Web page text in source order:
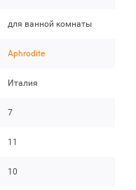
для ванной комнаты
Aphrodite
Италия
7
11
10